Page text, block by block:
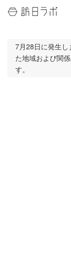
7月28日に発生
た地域および関
す。